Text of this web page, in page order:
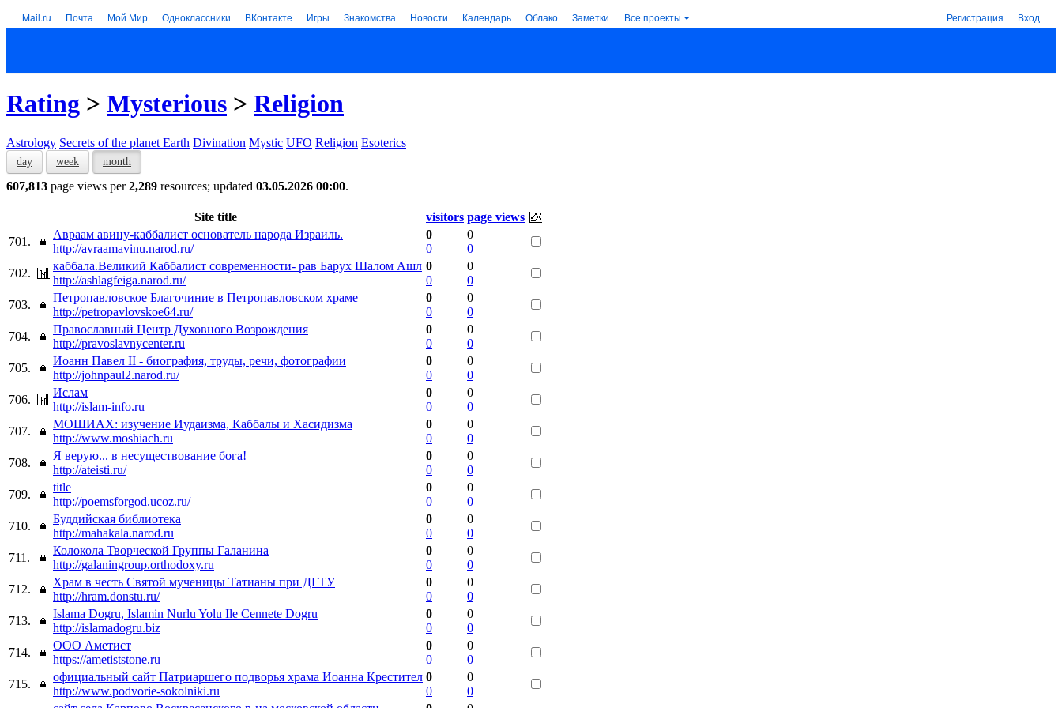
Mail.ru Почта Мой Мир Одноклассники ВКонтакте Игры Знакомства Новости Календарь Облако Заметки Все проекты Регистрация Вход
Rating > Mysterious > Religion
Astrology Secrets of the planet Earth Divination Mystic UFO Religion Esoterics
day week month
607,813 page views per2,289 resources; updated 03.05.2026 00:00.
Site title visitors page views
701.
Авраам авину-каббалист основатель народа Израиль.
http://avraamavinu.narod.ru/
0
0
0
0
702.
каббала.Великий Каббалист современности- рав Барух Шалом Ашл
http://ashlagfeiga.narod.ru/
0
0
0
0
703.
Петропавловское Благочиние в Петропавловском храме
http://petropavlovskoe64.ru/
0
0
0
0
704.
Православный Центр Духовного Возрождения
http://pravoslavnycenter.ru
0
0
0
0
705.
Иоанн Павел II - биография, труды, речи, фотографии
http://johnpaul2.narod.ru/
0
0
0
0
706.
Ислам
http://islam-info.ru
0
0
0
0
707.
МОШИАХ: изучение Иудаизма, Каббалы и Хасидизма
http://www.moshiach.ru
0
0
0
0
708.
Я верую... в несуществование бога!
http://ateisti.ru/
0
0
0
0
709.
title
http://poemsforgod.ucoz.ru/
0
0
0
0
710.
Буддийская библиотека
http://mahakala.narod.ru
0
0
0
0
711.
Колокола Творческой Группы Галанина
http://galaningroup.orthodoxy.ru
0
0
0
0
712.
Храм в честь Святой мученицы Татианы при ДГТУ
http://hram.donstu.ru/
0
0
0
0
713.
Islama Dogru, Islamin Nurlu Yolu Ile Cennete Dogru
http://islamadogru.biz
0
0
0
0
714.
ООО Аметист
https://ametiststone.ru
0
0
0
0
715.
официальный сайт Патриаршего подворья храма Иоанна Крестител
http://www.podvorie-sokolniki.ru
0
0
0
0